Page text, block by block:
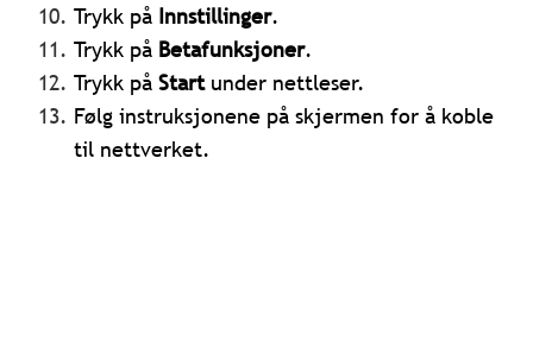
Trykk på Innstillinger.
Trykk på Betafunksjoner.
Trykk påStartunder nettleser.
Følg instruksjonene på skjermen for å koble
til nettverket.